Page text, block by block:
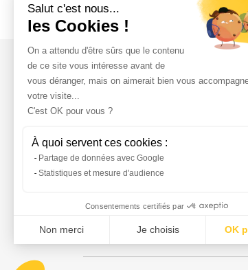
INFOS ET CONTACT
ACTUALITÉS
RECRUTEMENT
MENTIONS LÉGALES